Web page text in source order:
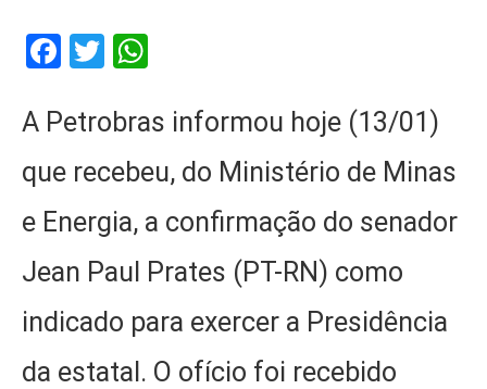
Facebook
Twitter
A Petrobras informou hoje (13/01)
que recebeu, do Ministério de Minas
e Energia, a confirmação do senador
Jean Paul Prates (PT-RN) como
indicado para exercer a Presidência
da estatal. O ofício foi recebido